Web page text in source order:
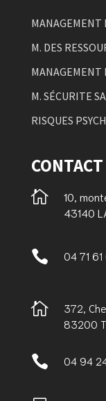
MANAGEMENT
M. DES
MANAGEMENT
M. SÉCURITE
RISQUES
CONTACT

10,
43140
 04 71

372,
83200
 04 94